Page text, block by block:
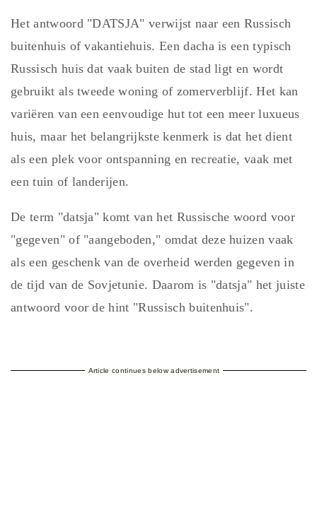
Het antwoord "DATSJA" verwijst naar een Russisch
buitenhuis of vakantiehuis. Een dacha is een typisch
Russisch huis dat vaak buiten de stad ligt en wordt
gebruikt als tweede woning of zomerverblijf. Het kan
variëren van een eenvoudige hut tot een meer luxueus
huis, maar het belangrijkste kenmerk is dat het dient
als een plek voor ontspanning en recreatie, vaak met
een tuin of landerijen.
De term "datsja" komt van het Russische woord voor
"gegeven" of "aangeboden," omdat deze huizen vaak
als een geschenk van de overheid werden gegeven in
de tijd van de Sovjetunie. Daarom is "datsja" het juiste
antwoord voor de hint "Russisch buitenhuis".
Article continues below advertisement